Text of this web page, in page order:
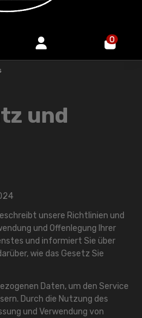
0
und
unsere Richtlinien und
und Offenlegung Ihrer
und informiert Sie über
wie das Gesetz Sie
Daten, um den Service
Durch die Nutzung des
und Verwendung von